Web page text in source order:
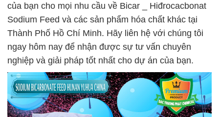
của bạn cho mọi nhu cầu về Bicar _ Hiđrocacbonat
Sodium Feed và các sản phẩm hóa chất khác tại
Thành Phố Hồ Chí Minh. Hãy liên hệ với chúng tôi
ngay hôm nay để nhận được sự tư vấn chuyên
nghiệp và giải pháp tốt nhất cho dự án của bạn.